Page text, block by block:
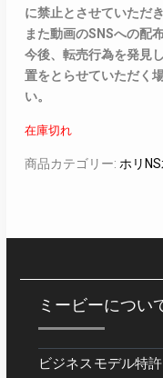
に禁止とさせていただき
また動画のSNSへの配
今後、転売行為を発見
置をとらせていただく
い。
在庫切れ
商品カテゴリー: ホリ
ミービーについ
ビジネスモデル特許